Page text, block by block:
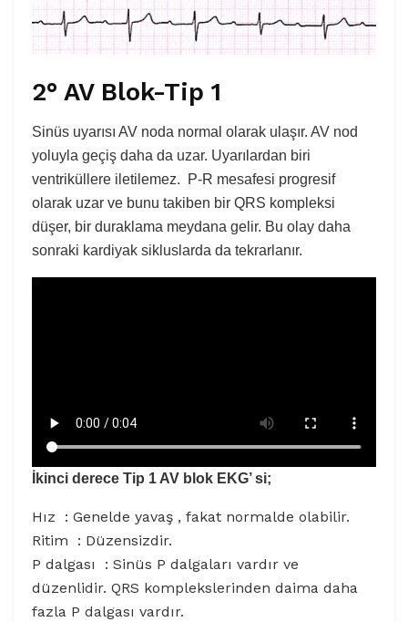
2° AV Blok-Tip 1
Sinüs uyarısı AV noda normal olarak ulaşır. AV nod
yoluyla geçiş daha da uzar. Uyarılardan biri
ventriküllere iletilemez. P-R mesafesi progresif
olarak uzar ve bunu takiben bir QRS kompleksi
düşer, bir duraklama meydana gelir. Bu olay daha
sonraki kardiyak sikluslarda da tekrarlanır.
İkinci derece Tip 1 AV blok EKG’ si;
Hız : Genelde yavaş , fakat normalde olabilir.
Ritim : Düzensizdir.
P dalgası : Sinüs P dalgaları vardır ve
düzenlidir. QRS komplekslerinden daima daha
fazla P dalgası vardır.